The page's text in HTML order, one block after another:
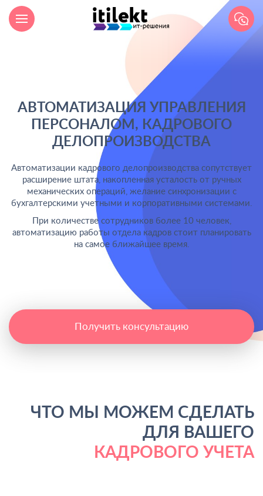
АВТОМАТИЗАЦИЯ УПРАВЛЕНИЯ
ПЕРСОНАЛОМ, КАДРОВОГО
ДЕЛОПРОИЗВОДСТВА
Автоматизации кадрового делопроизводства сопутствует
расширение штата, накопленная усталость от ручных
механических операций, желание синхронизации с
бухгалтерскими учетными и корпоративными системами.
При количестве сотрудников более 10 человек,
автоматизацию работы отдела кадров стоит планировать
на самое ближайшее время.
Получить консультацию
ЧТО МЫ МОЖЕМ СДЕЛАТЬ
ДЛЯ ВАШЕГО
КАДРОВОГО УЧЕТА